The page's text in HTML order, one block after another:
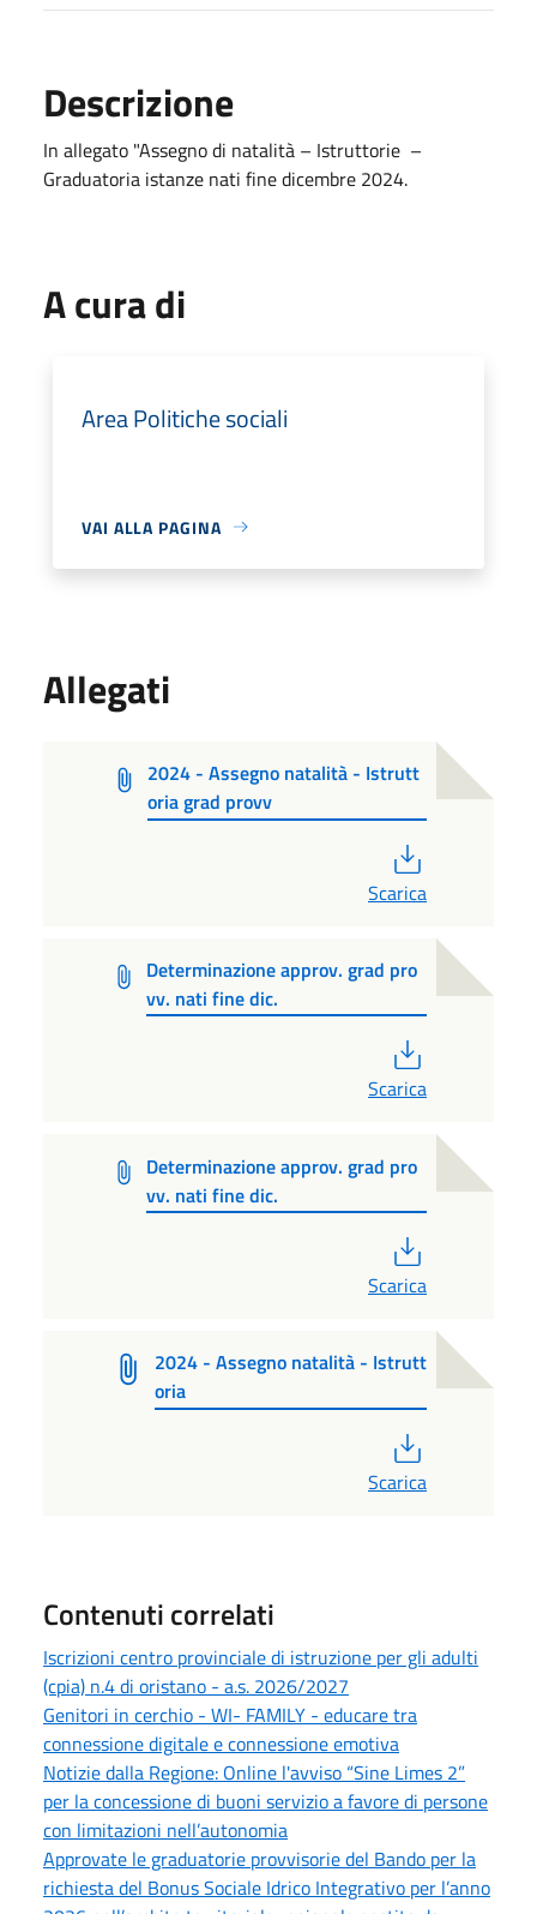
Descrizione
In allegato "Assegno di natalità – Istruttorie –
Graduatoria istanze nati fine dicembre 2024.
A cura di
Area Politiche sociali
VAI ALLA PAGINA
Allegati
2024 - Assegno natalità - Istrutt
oria grad provv
Scarica
Determinazione approv. grad pro
vv. nati fine dic.
Scarica
Determinazione approv. grad pro
vv. nati fine dic.
Scarica
2024 - Assegno natalità - Istrutt
oria
Scarica
Contenuti correlati
Iscrizioni centro provinciale di istruzione per gli adulti
(cpia) n.4 di oristano - a.s. 2026/2027
Genitori in cerchio - WI- FAMILY - educare tra
connessione digitale e connessione emotiva
Notizie dalla Regione: Online l'avviso “Sine Limes 2”
per la concessione di buoni servizio a favore di persone
con limitazioni nell’autonomia
Approvate le graduatorie provvisorie del Bando per la
richiesta del Bonus Sociale Idrico Integrativo per l’anno